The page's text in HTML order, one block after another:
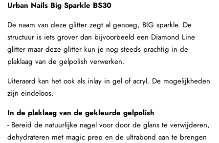
Urban Nails Big Sparkle BS30
De naam van deze glitter zegt al genoeg, BIG sparkle. De
structuur is iets grover dan bijvoorbeeld een Diamond Line
glitter maar deze glitter kun je nog steeds prachtig in de
plaklaag van de gelpolish verwerken.
Uiteraard kan het ook als inlay in gel of acryl. De mogelijkheden
zijn eindeloos.
In de plaklaag van de gekleurde gelpolish
- Bereid de natuurlijke nagel voor door de glans te verwijderen,
dehydrateren met magic prep en de ultrabond aan te brengen